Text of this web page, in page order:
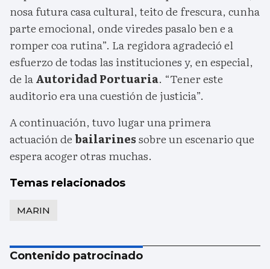
nosa futura casa cultural, teito de frescura, cunha
parte emocional, onde viredes pasalo ben e a
romper coa rutina”. La regidora agradeció el
esfuerzo de todas las instituciones y, en especial,
de laAutoridad Portuaria. “Tener este
auditorio era una cuestión de justicia”.
A continuación, tuvo lugar una primera
actuación debailarinessobre un escenario que
espera acoger otras muchas.
Temas relacionados
MARIN
Contenido patrocinado